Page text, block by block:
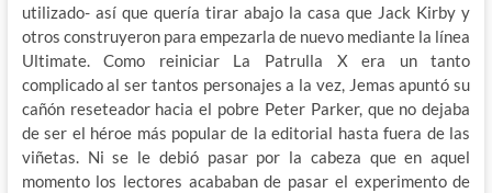
utilizado- así que quería tirar abajo la casa que Jack Kirby y
otros construyeron para empezarla de nuevo mediante la línea
Ultimate. Como reiniciar La Patrulla X era un tanto
complicado al ser tantos personajes a la vez, Jemas apuntó su
cañón reseteador hacia el pobre Peter Parker, que no dejaba
de ser el héroe más popular de la editorial hasta fuera de las
viñetas. Ni se le debió pasar por la cabeza que en aquel
momento los lectores acababan de pasar el experimento de